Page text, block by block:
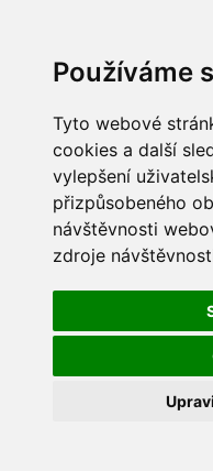
Používáme
Tyto webové
cookies a další
vylepšení
přizpůsobeného
návštěvnosti
zdroje